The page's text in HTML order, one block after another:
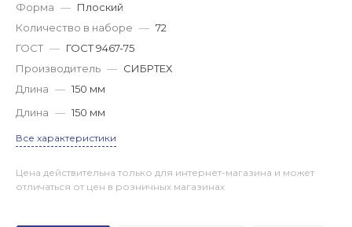
Форма — Плоский
Количество в наборе — 72
ГОСТ — ГОСТ 9467-75
Производитель — СИБРТЕХ
Длина — 150 мм
Длина — 150 мм
Все характеристики
Цена действительна только для интернет-магазина и может
отличаться от цен в розничных магазинах